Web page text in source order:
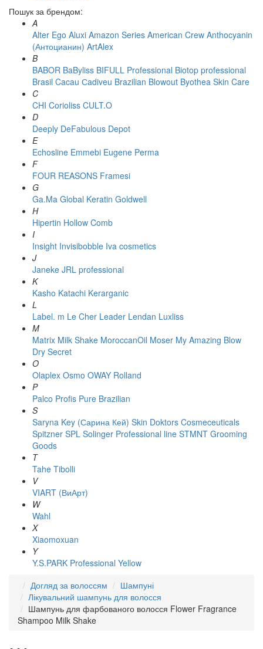
Пошук за брендом:
A
Alter Ego Aluxi Amazon Series American Crew Anthocyanin
(Антоцианин) ArtAlex
B
BABOR BaByliss BIFULL Professional Biotop professional
Brasil Cacau Сadiveu Brazilian Blowout Byothea Skin Care
C
CHI Corioliss CULT.O
D
Deeply DeFabulous Depot
E
Echosline Emmebi Eugene Perma
F
FOUR REASONS Framesi
G
Ga.Ma Global Keratin Goldwell
H
Hipertin Hollow Comb
I
Insight Invisibobble Iva cosmetics
J
Janeke JRL professional
K
Kasho Katachi Kerarganic
L
Label. m Le Cher Leader Lendan Luxliss
M
Matrix Milk Shake MoroccanOil Moser My Amazing Blow
Dry Secret
O
Olaplex Osmo OWAY Rolland
P
Palco Profis Pure Brazilian
S
Saryna Key (Сарина Кей) Skin Doktors Cosmeceuticals
Spitzner SPL Solinger Professional line STMNT Grooming
Goods
T
Tahe Tibolli
V
VIART (ВиАрт)
W
Wahl
X
Xiaomoxuan
Y
Y.S.PARK Professional Yellow
Догляд за волоссям
Шампуні
Лікувальний шампунь для волосся
Шампунь для фарбованого волосся Flower Fragrance
Shampoo Milk Shake